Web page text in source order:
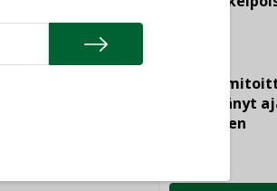
jämähtänyt
paikalleen